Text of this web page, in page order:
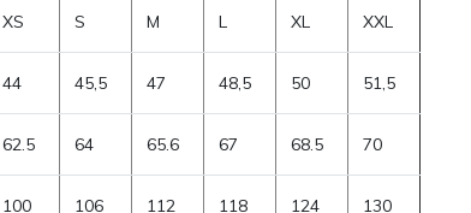
XS S M L XL XXL
44 45,5 47 48,5 50 51,5
62.5 64 65.6 67 68.5 70
100 106 112 118 124 130